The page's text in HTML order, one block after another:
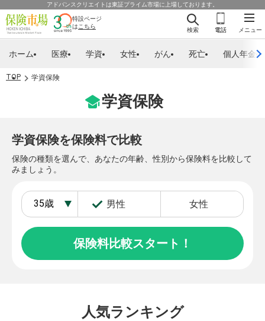
アドバンスクリエイトは東証プライム市場に上場しております。
メニュー
検索
特設ページ
は こちら
電話
ホーム 医療 学資 女性 がん 死亡 個人年金
TOP 学資保険
学資保険
学資保険を保険料で比較
保険の種類を選んで、あなたの年齢、性別から保険料を比較して
みましょう。
男性 女性
保険料比較スタート！
人気ランキング